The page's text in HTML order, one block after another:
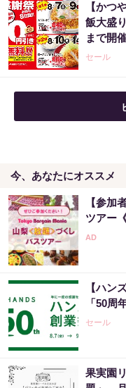
８月の
『完全
PR（株式
「これ
界的活
【宝く
わりに
PR（合同
PR（合
【かつ
飯大盛
まで開
セール
今、あなたにオススメ
【参加
ツアー
【ハン
「50周
セール
果実園